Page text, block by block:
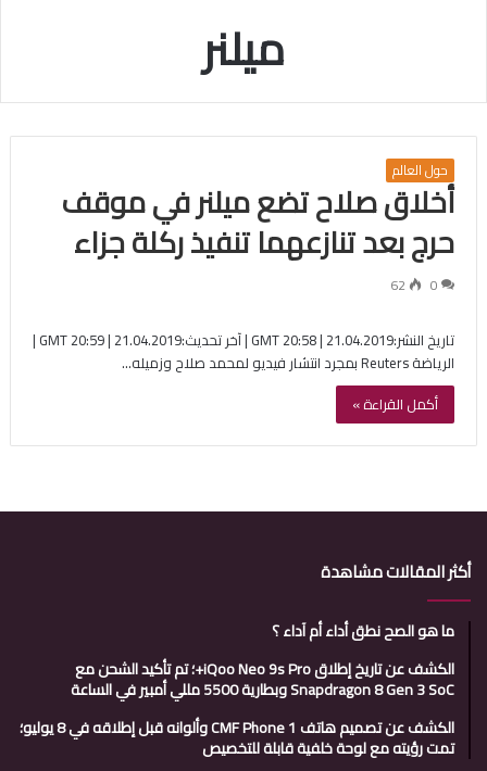
ميلنر
حول العالم
أخلاق صلاح تضع ميلنر في موقف
حرج بعد تنازعهما تنفيذ ركلة جزاء
0
62
تاريخ النشر:21.04.2019 | 20:58 GMT | آخر تحديث:21.04.2019 | 20:59 GMT |
الرياضة Reuters بمجرد انتشار فيديو لمحمد صلاح وزميله…
أكمل القراءة »
أكثر المقالات مشاهدة
ما هو الصح نطق أداء أم آداء ؟
الكشف عن تاريخ إطلاق iQoo Neo 9s Pro+؛ تم تأكيد الشحن مع
Snapdragon 8 Gen 3 SoC وبطارية 5500 مللي أمبير في الساعة
الكشف عن تصميم هاتف CMF Phone 1 وألوانه قبل إطلاقه في 8 يوليو؛
تمت رؤيته مع لوحة خلفية قابلة للتخصيص